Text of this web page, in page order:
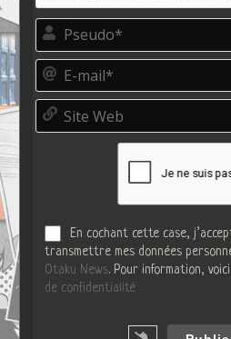
En cochant cette case,
transmettre mes données
Otaku News. Pour information,
de confidentialité